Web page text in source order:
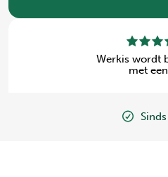
Werkis wordt
met een